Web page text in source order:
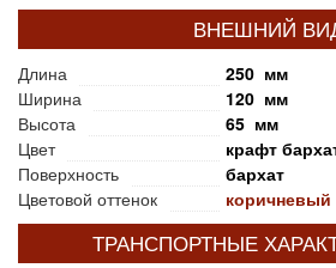
ВНЕШНИЙ
Длина
250 мм
Ширина
120 мм
Высота
65 мм
Цвет
крафт
Поверхность
бархат
Цветовой оттенок
коричневый
ТРАНСПОРТНЫЕ